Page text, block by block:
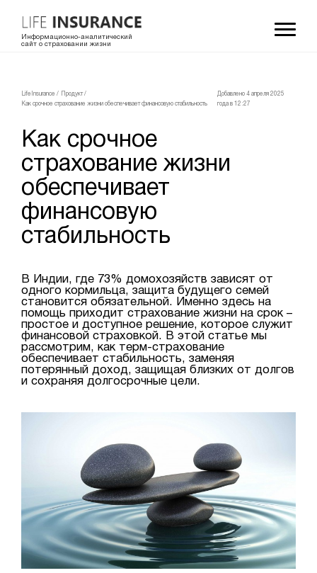
Информационно-аналитический
сайт о страховании жизни
LifeInsurance / Продукт/
Как срочное страхование жизни обеспечивает финансовую стабильность
Добавлено 4 апреля 2025
года в 12:27
Как срочное
страхование жизни
обеспечивает
финансовую
стабильность
В Индии, где 73% домохозяйств зависят от
одного кормильца, защита будущего семей
становится обязательной. Именно здесь на
помощь приходит страхование жизни на срок –
простое и доступное решение, которое служит
финансовой страховкой. В этой статье мы
рассмотрим, как терм-страхование
обеспечивает стабильность, заменяя
потерянный доход, защищая близких от долгов
и сохраняя долгосрочные цели.